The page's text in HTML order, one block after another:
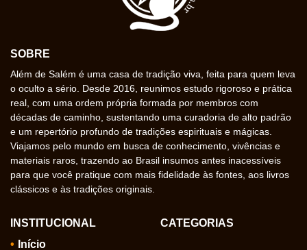
SOBRE
Além de Salém é uma casa de tradição viva, feita para quem leva
o oculto a sério. Desde 2016, reunimos estudo rigoroso e prática
real, com uma ordem própria formada por membros com
décadas de caminho, sustentando uma curadoria de alto padrão
e um repertório profundo de tradições espirituais e mágicas.
Viajamos pelo mundo em busca de conhecimento, vivências e
materiais raros, trazendo ao Brasil insumos antes inacessíveis
para que você pratique com mais fidelidade às fontes, aos livros
clássicos e às tradições originais.
INSTITUCIONAL
Início
CATEGORIAS